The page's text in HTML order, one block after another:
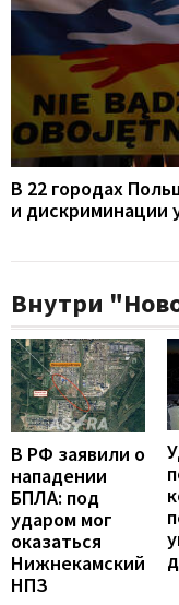
В 22 городах
и дискриминации
Внутри
В РФ заявили о
нападении
БПЛА: под
ударом мог
оказаться
Нижнекамский
НПЗ